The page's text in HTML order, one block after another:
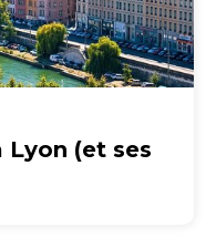
Lyon (et ses